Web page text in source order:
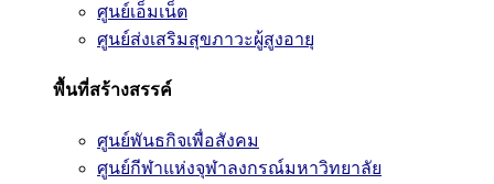
ศูนย์เอ็มเน็ต
ศูนย์ส่งเสริมสุขภาวะผู้สูงอายุ
พื้นที่สร้างสรรค์
ศูนย์พันธกิจเพื่อสังคม
ศูนย์กีฬาแห่งจุฬาลงกรณ์มหาวิทยาลัย